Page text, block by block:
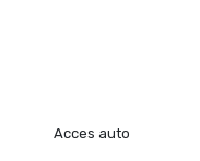
Acces auto